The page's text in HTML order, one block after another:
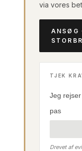
via vores
ANSØG
TJEK
Jeg
pas
Drevet af